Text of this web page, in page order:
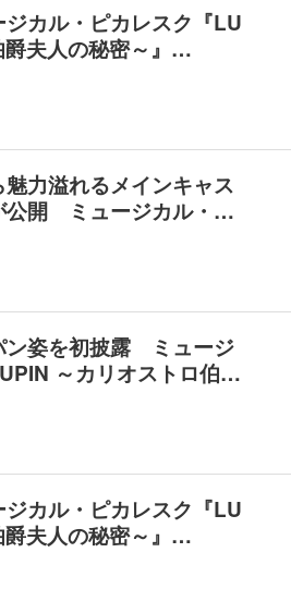
カル・ピカレスク『LU
爵夫人の秘密～』…
力溢れるメインキャス
公開 ミュージカル・…
ン姿を初披露 ミュージ
～カリオストロ伯…
カル・ピカレスク『LU
爵夫人の秘密～』…